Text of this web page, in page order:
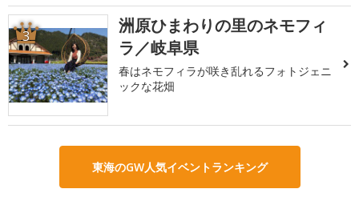
3
洲原ひまわりの里のネモフィ
ラ／岐阜県
春はネモフィラが咲き乱れるフォトジェニ
ックな花畑
東海のGW人気イベントランキング